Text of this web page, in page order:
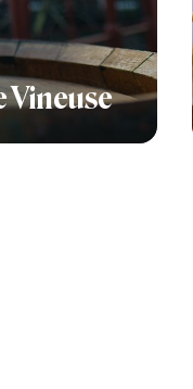
Vineuse